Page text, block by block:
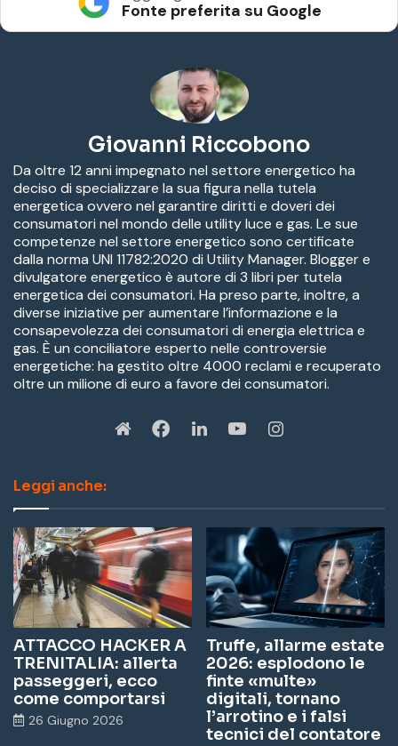
Fonte preferita su Google
Giovanni Riccobono
Da oltre 12 anni impegnato nel settore energetico ha
deciso di specializzare la sua figura nella tutela
energetica ovvero nel garantire diritti e doveri dei
consumatori nel mondo delle utility luce e gas. Le sue
competenze nel settore energetico sono certificate
dalla norma UNI 11782:2020 di Utility Manager. Blogger e
divulgatore energetico è autore di 3 libri per tutela
energetica dei consumatori. Ha preso parte, inoltre, a
diverse iniziative per aumentare l’informazione e la
consapevolezza dei consumatori di energia elettrica e
gas. È un conciliatore esperto nelle controversie
energetiche: ha gestito oltre 4000 reclami e recuperato
oltre un milione di euro a favore dei consumatori.
W
e
ok
In
be
ra
m
Leggi anche:
ATTACCO HACKER A
TRENITALIA: allerta
passeggeri, ecco
come comportarsi
26 Giugno 2026
Truffe, allarme estate
2026: esplodono le
finte «multe»
digitali, tornano
l’arrotino e i falsi
tecnici del contatore